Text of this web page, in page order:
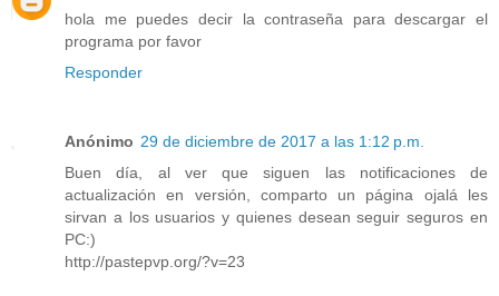
hola me puedes decir la contraseña para descargar el
programa por favor
Responder
Anónimo 29 de diciembre de 2017 a las 1:12 p.m.
Buen día, al ver que siguen las notificaciones de
actualización en versión, comparto un página ojalá les
sirvan a los usuarios y quienes desean seguir seguros en
PC:)
http://pastepvp.org/?v=23